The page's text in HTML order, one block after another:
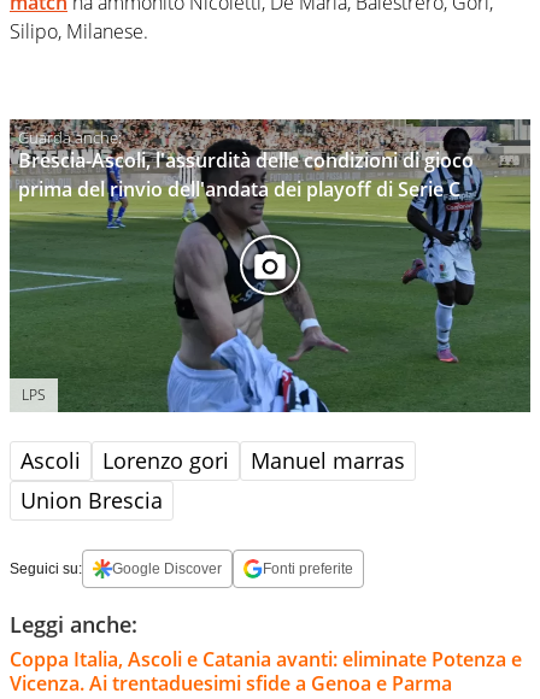
Silipo, Milanese.
Brescia-Ascoli, l'assurdità delle condizioni di gioco
prima del rinvio dell'andata dei playoff di Serie C
LPS
Ascoli Lorenzo gori
Manuel marras
Union Brescia
Seguici su: Google Discover Fonti preferite
Leggi anche:
Coppa Italia, Ascoli e Catania avanti: eliminate Potenza e
Vicenza. Ai trentaduesimi sfide a Genoa e Parma